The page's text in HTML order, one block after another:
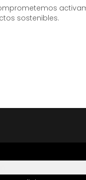
sostenibles.